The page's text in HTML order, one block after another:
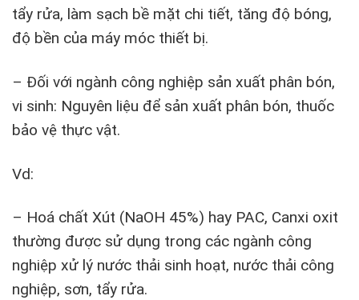
tẩy rửa, làm sạch bề mặt chi tiết, tăng độ bóng,
độ bền của máy móc thiết bị.
– Đối với ngành công nghiệp sản xuất phân bón,
vi sinh: Nguyên liệu để sản xuất phân bón, thuốc
bảo vệ thực vật.
Vd:
– Hoá chất Xút (NaOH 45%) hay PAC, Canxi oxit
thường được sử dụng trong các ngành công
nghiệp xử lý nước thải sinh hoạt, nước thải công
nghiệp, sơn, tẩy rửa.